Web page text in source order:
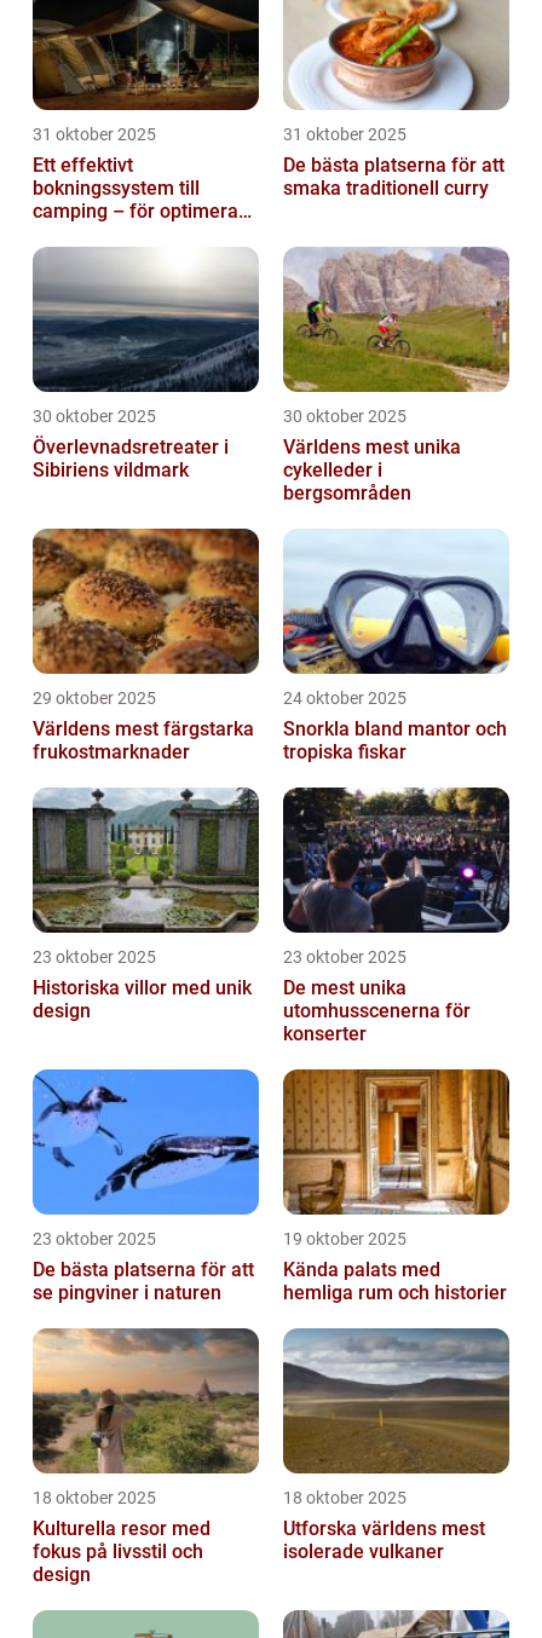
31 oktober 2025
Ett effektivt
bokningssystem till
camping – för optimerad
31 oktober 2025
De bästa platserna för att
smaka traditionell curry
30 oktober 2025
Överlevnadsretreater i
Sibiriens vildmark
30 oktober 2025
Världens mest unika
cykelleder i
bergsområden
29 oktober 2025
Världens mest färgstarka
frukostmarknader
24 oktober 2025
Snorkla bland mantor och
tropiska fiskar
23 oktober 2025
Historiska villor med unik
design
23 oktober 2025
De mest unika
utomhusscenerna för
konserter
23 oktober 2025
De bästa platserna för att
se pingviner i naturen
19 oktober 2025
Kända palats med
hemliga rum och historier
18 oktober 2025
Kulturella resor med
fokus på livsstil och
design
18 oktober 2025
Utforska världens mest
isolerade vulkaner